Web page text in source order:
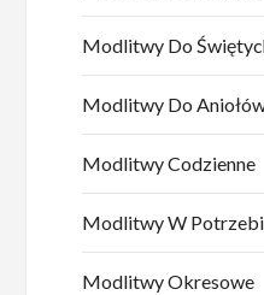
Modlitwy Do
Modlitwy Do
Modlitwy Codzienne
Modlitwy W
Modlitwy Okresowe